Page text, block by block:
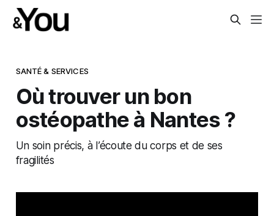
SANTÉ & SERVICES
Où trouver un bon
ostéopathe à Nantes ?
Un soin précis, à l’écoute du corps et de ses
fragilités